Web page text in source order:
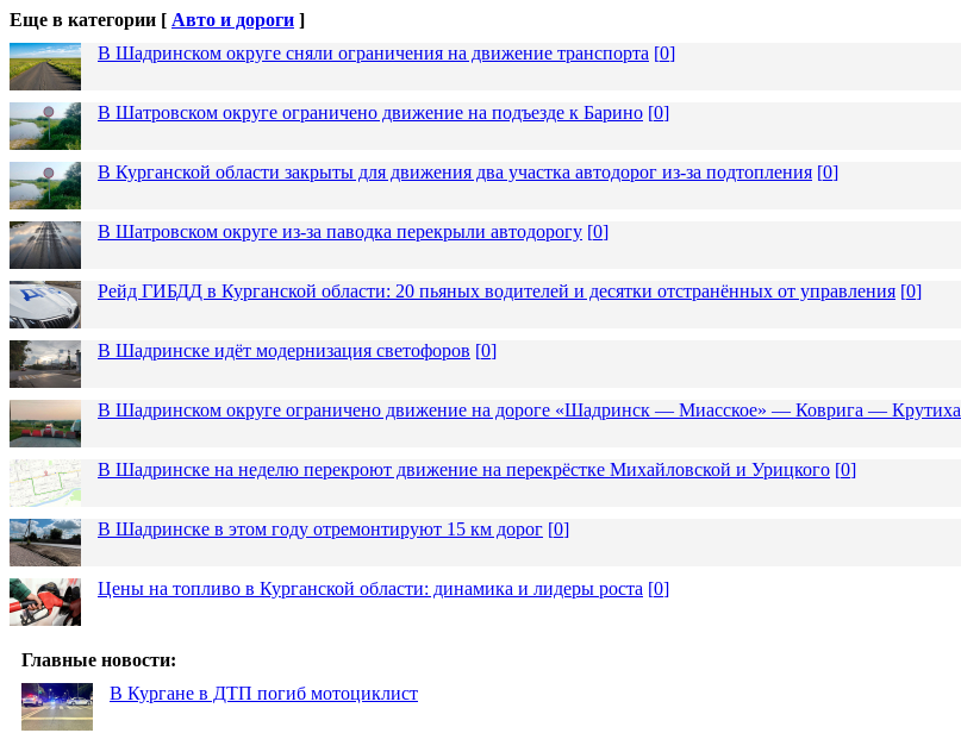
Еще в категории [ Авто и дороги ]
В Шадринском округе сняли ограничения на движение транспорта [0]
В Шатровском округе ограничено движение на подъезде к Барино [0]
В Курганской области закрыты для движения два участка автодорог из-за подтопления [0]
В Шатровском округе из-за паводка перекрыли автодорогу [0]
Рейд ГИБДД в Курганской области: 20 пьяных водителей и десятки отстранённых от управления [0]
В Шадринске идёт модернизация светофоров [0]
В Шадринском округе ограничено движение на дороге «Шадринск — Миасское» — Коврига — Крутиха
В Шадринске на неделю перекроют движение на перекрёстке Михайловской и Урицкого [0]
В Шадринске в этом году отремонтируют 15 км дорог [0]
Цены на топливо в Курганской области: динамика и лидеры роста [0]
Главные новости:
В Кургане в ДТП погиб мотоциклист